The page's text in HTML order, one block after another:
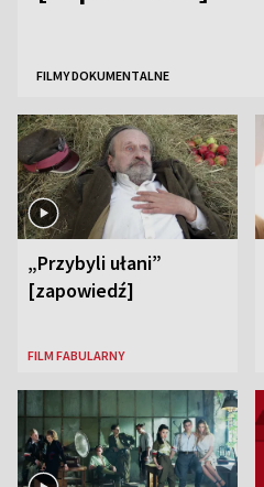
FILMY DOKUMENTALNE
„Przybyli ułani”
[zapowiedź]
FILM FABULARNY